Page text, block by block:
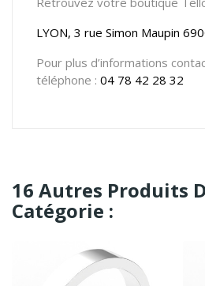
LYON, 3 rue Simon Maupin
Pour plus d’informations
téléphone : 04 78 42 28 32
16 Autres Produits
Catégorie :